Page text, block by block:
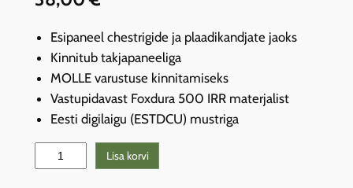
Esipaneel chestrigide ja plaadikandjate jaoks
Kinnitub takjapaneeliga
MOLLE varustuse kinnitamiseks
Vastupidavast Foxdura 500 IRR materjalist
Eesti digilaigu (ESTDCU) mustriga
-
Lisa korvi